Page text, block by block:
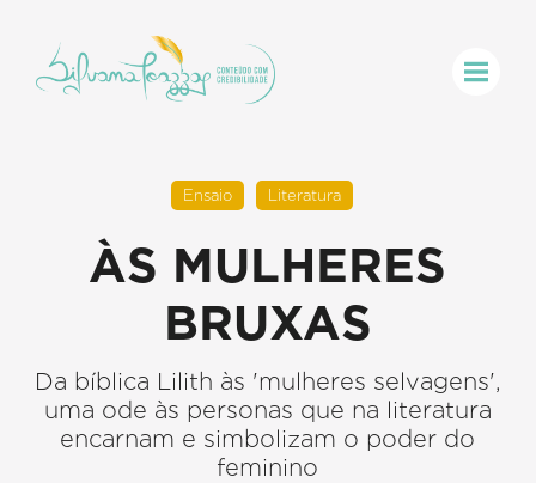
Ensaio Literatura
ÀS MULHERES
BRUXAS
Da bíblica Lilith às 'mulheres selvagens',
uma ode às personas que na literatura
encarnam e simbolizam o poder do
feminino